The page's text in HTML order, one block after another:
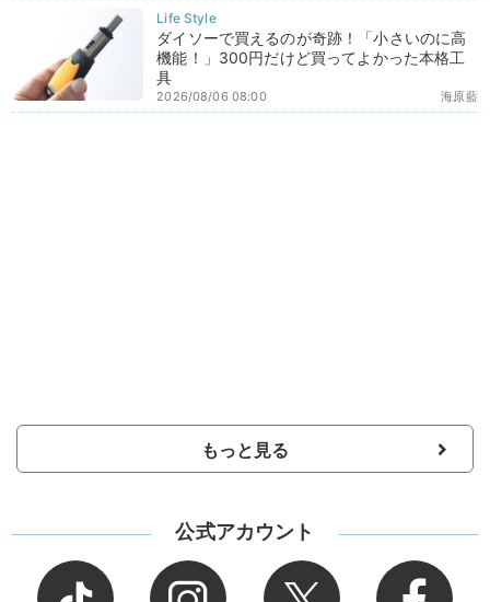
ダイソーで買えるのが奇跡！「小さいのに高
機能！」300円だけど買ってよかった本格工
具
海原藍
2026/08/06 08:00
もっと見る
公式アカウント